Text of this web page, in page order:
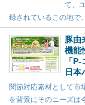
て、
録されているこの地で
豚由
機能
「
日本
関節対応素材として市
を背景にそのニーズは